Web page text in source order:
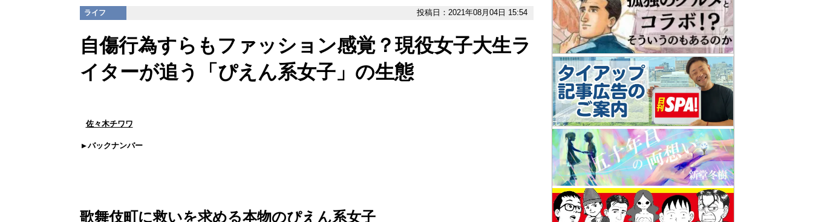
ライフ 投稿日：2021年08月04日 15:54
自傷行為すらもファッション感覚？現役女子大生ラ
イターが追う「ぴえん系女子」の生態
佐々木チワワ
バックナンバー
歌舞伎町に救いを求める本物のぴえん系女子